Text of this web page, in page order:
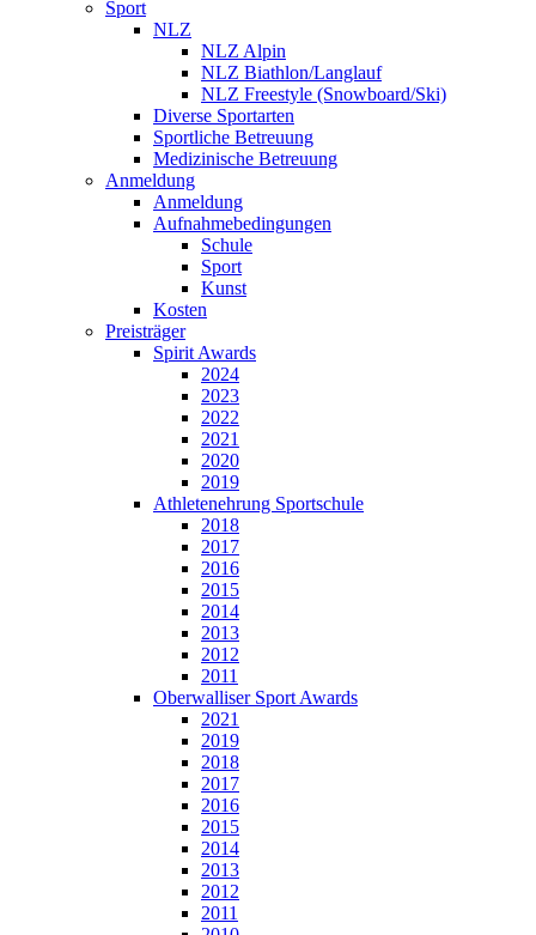
Sport
NLZ
NLZ Alpin
NLZ Biathlon/Langlauf
NLZ Freestyle (Snowboard/Ski)
Diverse Sportarten
Sportliche Betreuung
Medizinische Betreuung
Anmeldung
Anmeldung
Aufnahmebedingungen
Schule
Sport
Kunst
Kosten
Preisträger
Spirit Awards
2024
2023
2022
2021
2020
2019
Athletenehrung Sportschule
2018
2017
2016
2015
2014
2013
2012
2011
Oberwalliser Sport Awards
2021
2019
2018
2017
2016
2015
2014
2013
2012
2011